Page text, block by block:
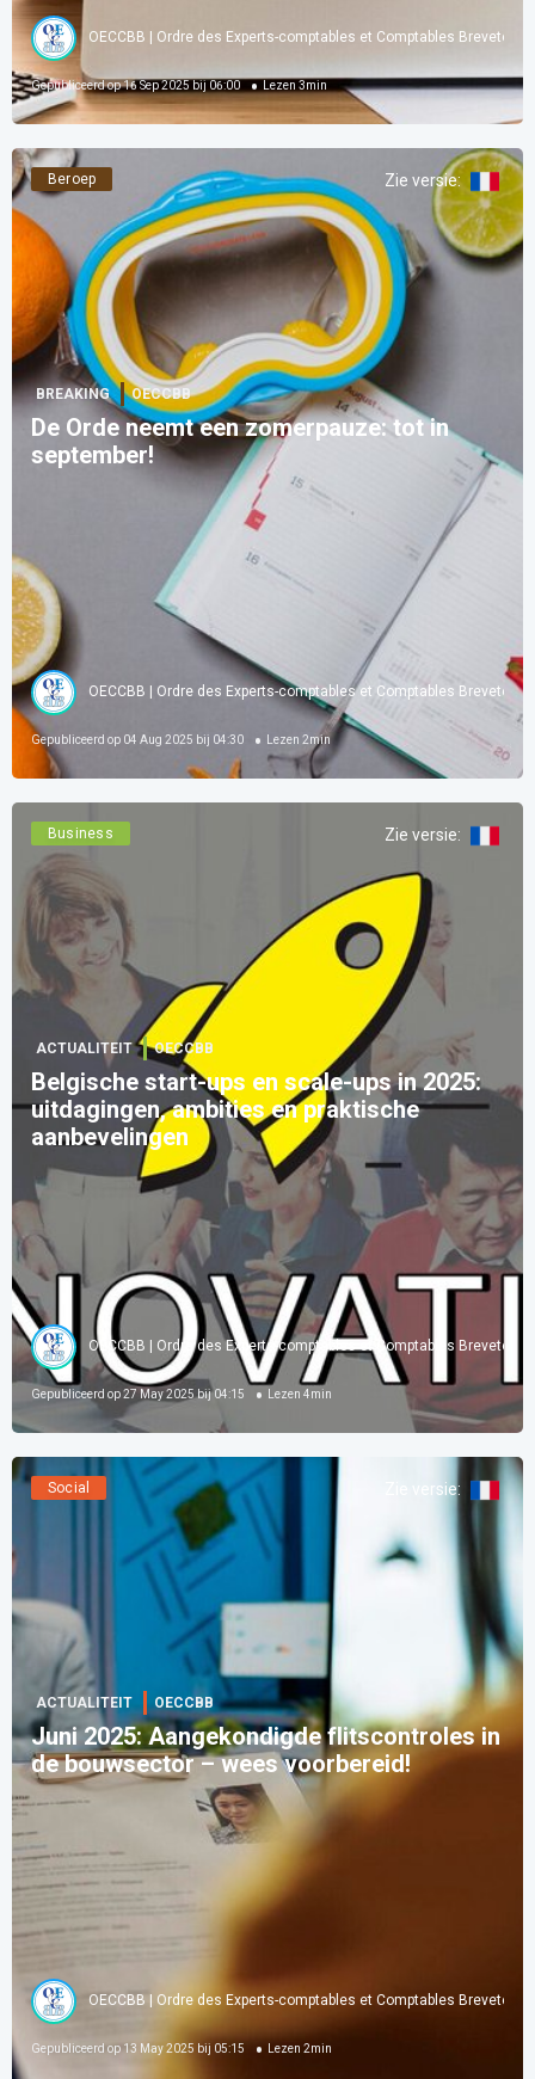
OECCBB | Ordre des Experts-comptables et Comptables Brevetés
Gepubliceerd op16 Sep 2025 bij 06:00 Lezen 3min
Beroep Zie versie:
BREAKING OECCBB
De Orde neemt een zomerpauze: tot in
september!
OECCBB | Ordre des Experts-comptables et Comptables Brevetés
Gepubliceerd op 04 Aug 2025 bij 04:30 Lezen 2min
Business Zie versie:
ACTUALITEIT OECCBB
Belgische start-ups en scale-ups in 2025:
uitdagingen, ambities en praktische
aanbevelingen
OECCBB | Ordre des Experts-comptables et Comptables Brevetés
Gepubliceerd op27 May 2025 bij 04:15 Lezen 4min
Social Zie versie:
ACTUALITEIT OECCBB
Juni 2025: Aangekondigde flitscontroles in
de bouwsector – wees voorbereid!
OECCBB | Ordre des Experts-comptables et Comptables Brevetés
Gepubliceerd op 13 May 2025 bij 05:15 Lezen 2min